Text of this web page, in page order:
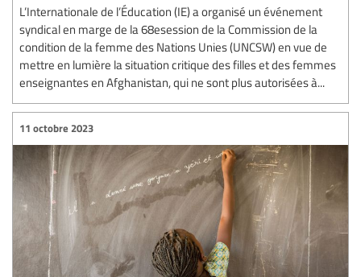
L’Internationale de l’Éducation (IE) a organisé un événement
syndical en marge de la 68esession de la Commission de la
condition de la femme des Nations Unies (UNCSW) en vue de
mettre en lumière la situation critique des filles et des femmes
enseignantes en Afghanistan, qui ne sont plus autorisées à...
11 octobre 2023